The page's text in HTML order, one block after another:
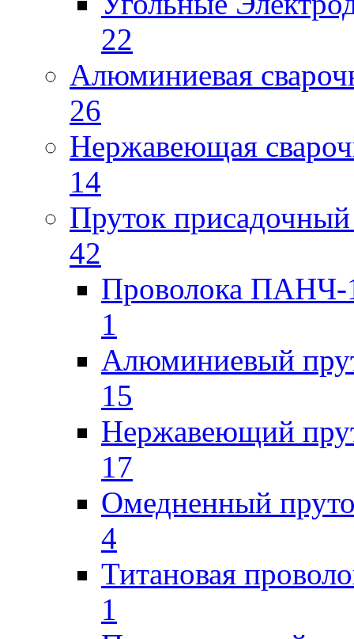
22
Алюминиевая
26
Нержавеющая
14
Пруток
42
Проволока ПАНЧ-
1
Алюминиевый
15
Нержавеющий
17
Омедненный
4
Титановая
1